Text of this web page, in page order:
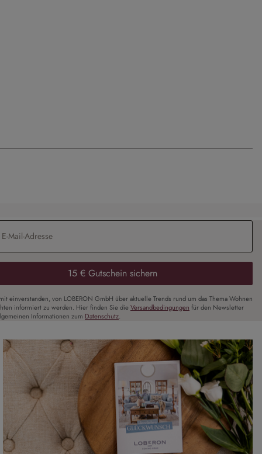
15 € Gutschein sichern
einverstanden, von LOBERON GmbH über aktuelle Trends rund um das Thema Wohnen
informiert zu werden. Hier finden Sie die Versandbedingungen für den Newsletter
Informationen zum Datenschutz.